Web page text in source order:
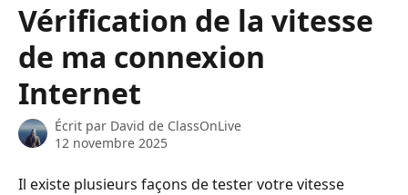
Vérification de la vitesse
de ma connexion
Internet
Écrit par David de ClassOnLive
12 novembre 2025
Il existe plusieurs façons de tester votre vitesse